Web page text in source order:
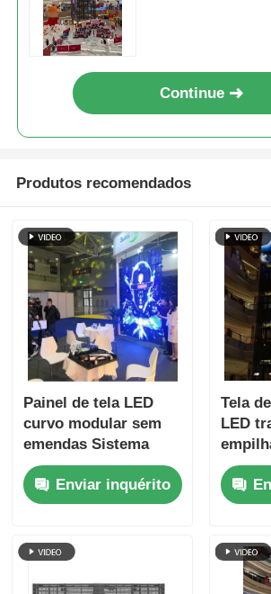
Continue
Produtos recomendados
Painel de tela LED
curvo modular sem
emendas Sistema
NovaStar 6000nits
Enviar inquérito
Tela
LED
Video
varejo